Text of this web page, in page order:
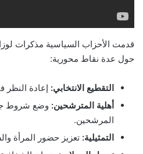
قدمت الأحزاب السياسية مذكرات
حول عدة نقاط محورية:
التقطيع الانتخابي: إعادة النظر
أهلية المترشحين: وضع شروط
المرشحين.
التمثيلية: تعزيز حضور المرأة